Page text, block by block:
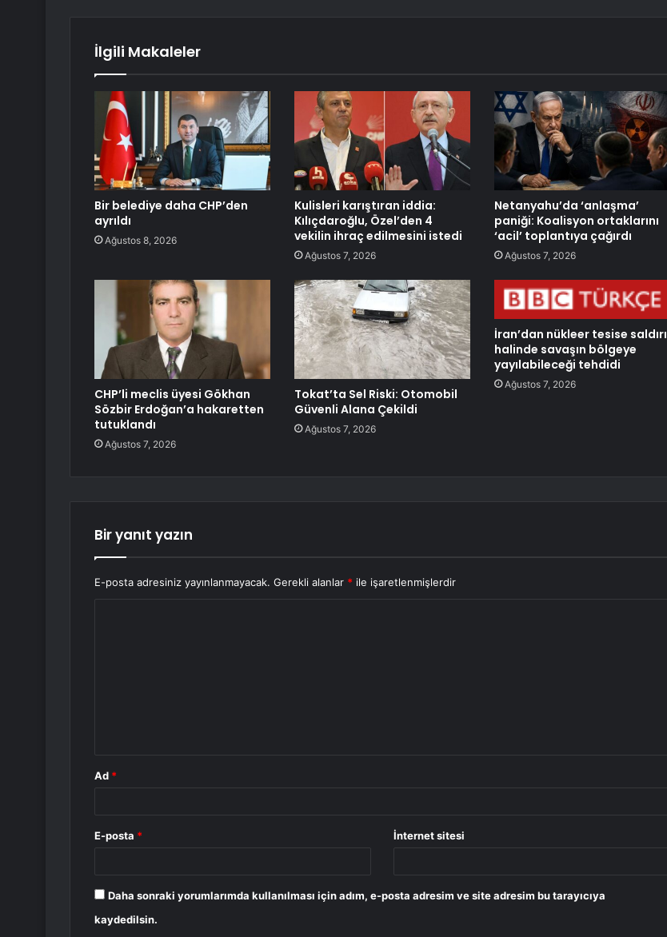
İlgili Makaleler
Bir belediye daha CHP’den
ayrıldı
Ağustos 8, 2026
Kulisleri karıştıran iddia:
Kılıçdaroğlu, Özel’den 4
vekilin ihraç edilmesini istedi
Ağustos 7, 2026
Netanyahu’da ‘anlaşma’
paniği: Koalisyon ortaklarını
‘acil’ toplantıya çağırdı
Ağustos 7, 2026
CHP’li meclis üyesi Gökhan
Sözbir Erdoğan’a hakaretten
tutuklandı
Ağustos 7, 2026
Tokat’ta Sel Riski: Otomobil
Güvenli Alana Çekildi
Ağustos 7, 2026
İran’dan nükleer tesise saldırı
halinde savaşın bölgeye
yayılabileceği tehdidi
Ağustos 7, 2026
Bir yanıt yazın
E-posta adresiniz yayınlanmayacak. Gerekli alanlar * ile işaretlenmişlerdir
Ad *
E-posta * İnternet sitesi
Daha sonraki yorumlarımda kullanılması için adım, e-posta adresim ve site adresim bu tarayıcıya
kaydedilsin.